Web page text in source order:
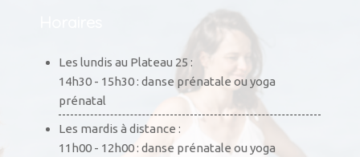
14h30 - 15h30 : danse prénatale ou yoga
prénatal
Les mardis à distance :
11h00 - 12h00 : danse prénatale ou yoga
prénatal